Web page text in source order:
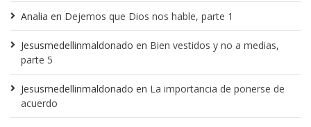
Analia en Dejemos que Dios nos hable, parte 1
Jesusmedellinmaldonado en Bien vestidos y no a medias,
parte 5
Jesusmedellinmaldonado en La importancia de ponerse de
acuerdo